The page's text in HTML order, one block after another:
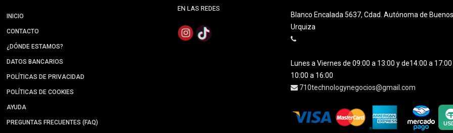
INICIO
CONTACTO
¿DÓNDE ESTAMOS?
DATOS BANCARIOS
POLÍTICAS DE PRIVACIDAD
POLÍTICAS DE COOKIES
AYUDA
PREGUNTAS FRECUENTES (FAQ)
EN LAS REDES
Blanco Encalada 5637, Cdad. Autónoma de
Urquiza
Lunes a Viernes de 09:00 a 13:00 y de14:00 a
10:00 a 16:00
710technologynegocios@gmail.com